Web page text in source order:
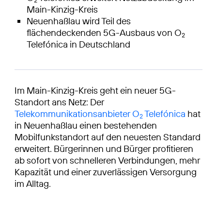
Main-Kinzig-Kreis
Neuenhaßlau wird Teil des
flächendeckenden 5G-Ausbaus von O2
Telefónica in Deutschland
Im Main-Kinzig-Kreis geht ein neuer 5G-
Standort ans Netz: Der
Telekommunikationsanbieter O2Telefónica hat
in Neuenhaßlau einen bestehenden
Mobilfunkstandort auf den neuesten Standard
erweitert. Bürgerinnen und Bürger profitieren
ab sofort von schnelleren Verbindungen, mehr
Kapazität und einer zuverlässigen Versorgung
im Alltag.